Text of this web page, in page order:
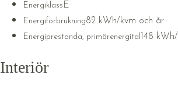
Energiklass E
Energiförbrukning82 kWh/kvm och år
Energiprestanda, primärenergital 148
Interiör